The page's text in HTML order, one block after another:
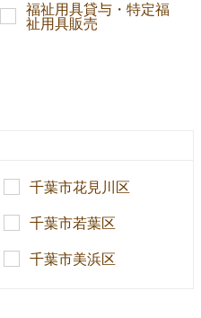
福祉用具貸与・特定福
祉用具販売
千葉市花見川区
千葉市若葉区
千葉市美浜区